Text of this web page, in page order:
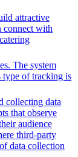
attractive
connect with
The system
type of tracking is
collecting data
that observe
audience
third-party
data collection